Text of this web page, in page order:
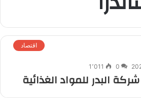
اقتصاد
0 1٬011
البدر للمواد الغذائية